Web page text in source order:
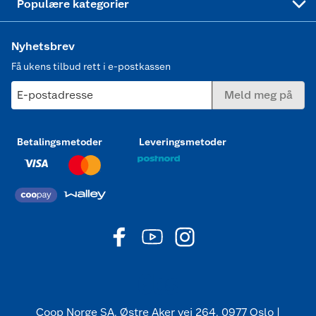
Populære kategorier
Nyhetsbrev
Få ukens tilbud rett i e-postkassen
E-postadresse Meld meg på
Betalingsmetoder Leveringsmetoder
Coop Norge SA, Østre Aker vei 264, 0977 Oslo |